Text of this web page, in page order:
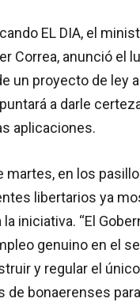
EL DIA, el
Correa, anunció el
un proyecto de ley
a darle
aplicaciones.
martes, en los
libertarios ya
iniciativa. “El
genuino en el
y regular el
de bonaerenses